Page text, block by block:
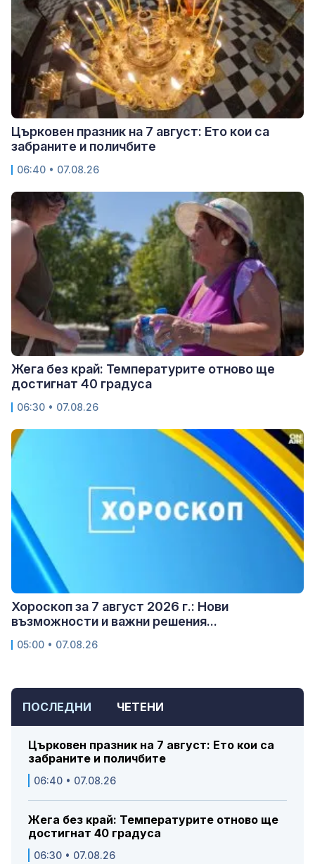
ПОСЛЕДНИ ЧЕТЕНИ
Църковен празник на 7 август: Ето кои са
забраните и поличбите
06:40 • 07.08.26
Жега без край: Температурите отново ще
достигнат 40 градуса
06:30 • 07.08.26
Църковен празник на 7 август: Ето кои са
забраните и поличбите
06:40 • 07.08.26
Жега без край: Температурите отново ще
достигнат 40 градуса
06:30 • 07.08.26
Хороскоп за 7 август 2026 г.: Нови
възможности и важни решения...
05:00 • 07.08.26